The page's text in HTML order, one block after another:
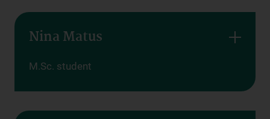
Nina Matus
M.Sc. student